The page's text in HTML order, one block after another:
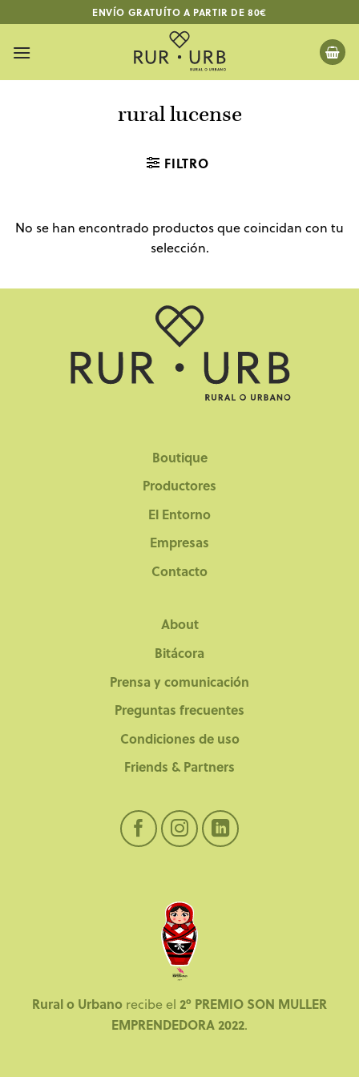
al
contenido
ENVÍO GRATUÍTO A PARTIR DE 80€
rural lucense
FILTRO
No se han encontrado productos que coincidan con tu
selección.
Boutique
Productores
El Entorno
Empresas
Contacto
About
Bitácora
Prensa y comunicación
Preguntas frecuentes
Condiciones de uso
Friends & Partners
Rural o Urbano recibe el 2º PREMIO SON MULLER
EMPRENDEDORA 2022.